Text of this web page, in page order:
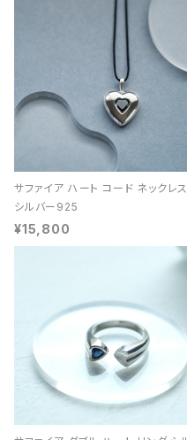
サファイア ハート コード ネックレス
シルバー925
¥15,800